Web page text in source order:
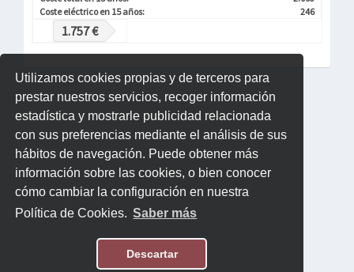
Utilizamos cookies propias y de terceros para
prestar nuestros servicios, recoger información
estadística y mostrarle publicidad relacionada
con sus preferencias mediante el análisis de sus
hábitos de navegación. Puede obtener más
información sobre las cookies, o bien conocer
cómo cambiar la configuración en nuestra
Política de Cookies. Saber más
Descartar
Coste eléctrico en 15 años:
246
1.757 €